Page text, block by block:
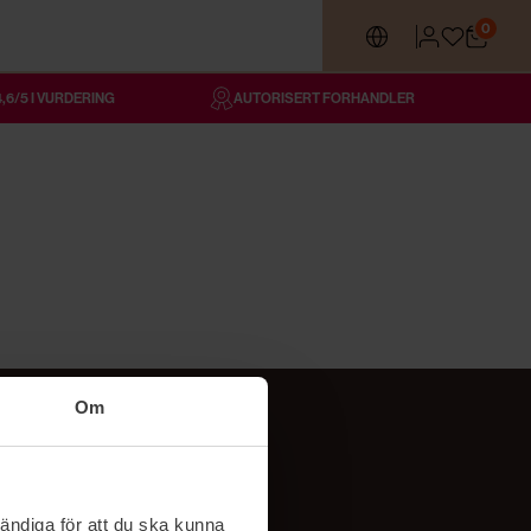
Om
för att du ska kunna
0
5 I VURDERING AUTORISERT FORHANDLER
Følg oss